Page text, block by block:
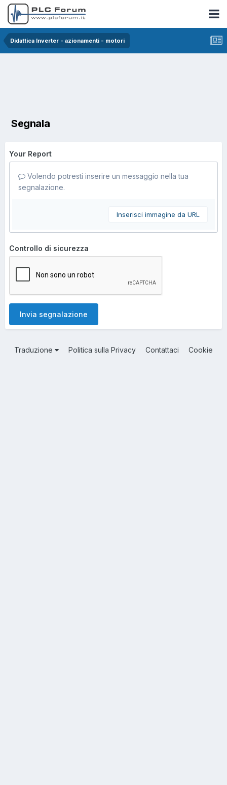
Didattica Inverter - azionamenti - motori
Segnala
Your Report
Volendo potresti inserire un messaggio nella tua
segnalazione.
Inserisci immagine da URL
Controllo di sicurezza
Invia segnalazione
Traduzione Politica sulla Privacy Contattaci Cookie